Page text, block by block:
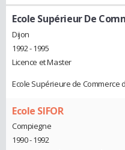
Ecole Supérieur De
Dijon
1992 - 1995
Licence et Master
Ecole Supérieure de Commerce
Ecole SIFOR
Compiegne
1990 - 1992